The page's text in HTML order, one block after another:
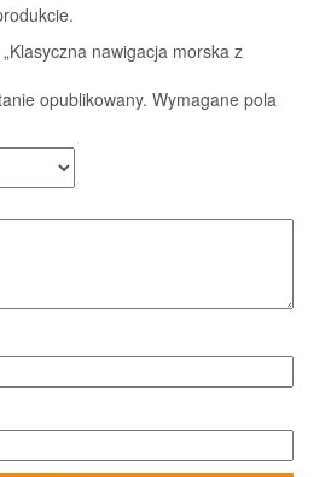
nawigacja morska z
opublikowany. Wymagane pola